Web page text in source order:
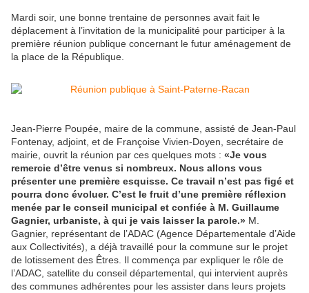
Mardi soir, une bonne trentaine de personnes avait fait le
déplacement à l’invitation de la municipalité pour participer à la
première réunion publique concernant le futur aménagement de
la place de la République.
Jean-Pierre Poupée, maire de la commune, assisté de Jean-Paul
Fontenay, adjoint, et de Françoise Vivien-Doyen, secrétaire de
mairie, ouvrit la réunion par ces quelques mots : «Je vous
remercie d’être venus si nombreux. Nous allons vous
présenter une première esquisse. Ce travail n’est pas figé et
pourra donc évoluer. C’est le fruit d’une première réflexion
menée par le conseil municipal et confiée à M. Guillaume
Gagnier, urbaniste, à qui je vais laisser la parole.» M.
Gagnier, représentant de l’ADAC (Agence Départementale d’Aide
aux Collectivités), a déjà travaillé pour la commune sur le projet
de lotissement des Êtres. Il commença par expliquer le rôle de
l’ADAC, satellite du conseil départemental, qui intervient auprès
des communes adhérentes pour les assister dans leurs projets